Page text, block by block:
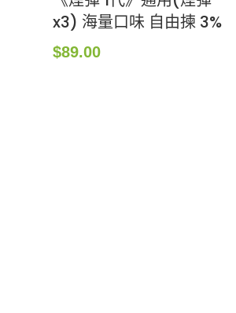
x3) 海量口味 自由揀 3%
$89.00